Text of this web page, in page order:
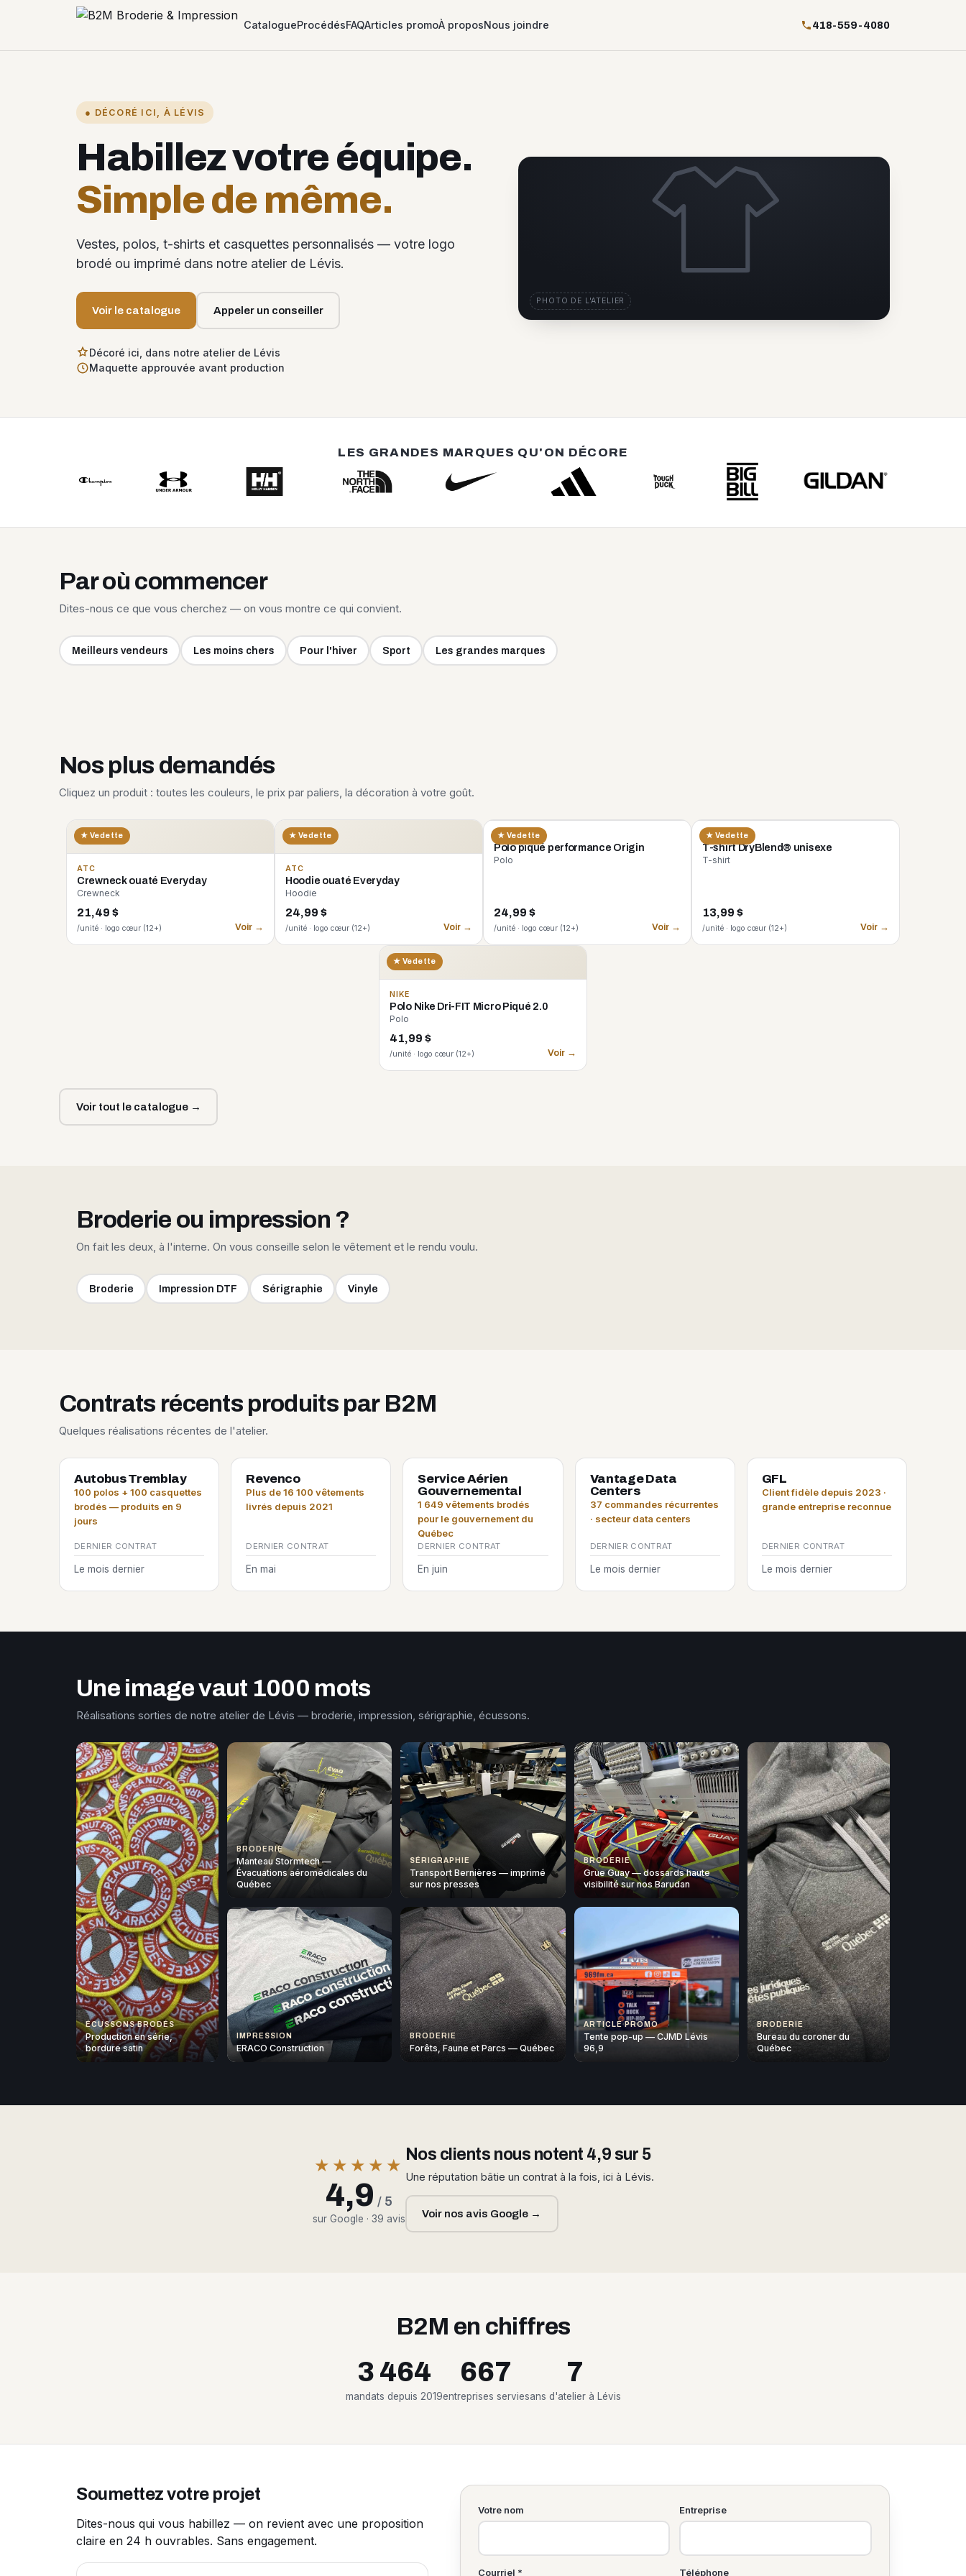
CatalogueProcédésFAQArticles promoÀ proposNous joindre 418-559-4080
● DÉCORÉ ICI, À LÉVIS
Habillez votre équipe.
Simple de même.
Vestes, polos, t-shirts et casquettes personnalisés — votre logo
brodé ou imprimé dans notre atelier de Lévis.
Voir le catalogue Appeler un conseiller
Décoré ici, dans notre atelier de Lévis
Maquette approuvée avant production
PHOTO DE L'ATELIER
LES GRANDES MARQUES QU'ON DÉCORE
Par où commencer
Dites-nous ce que vous cherchez — on vous montre ce qui convient.
Meilleurs vendeurs Les moins chers Pour l'hiver Sport Les grandes marques
Nos plus demandés
Cliquez un produit : toutes les couleurs, le prix par paliers, la décoration à votre goût.
★ Vedette
ATC
Crewneck ouaté Everyday
Crewneck
21,49 $
/unité · logo cœur (12+) Voir →
★ Vedette
ATC
Hoodie ouaté Everyday
Hoodie
24,99 $
/unité · logo cœur (12+) Voir →
★ Vedette
CORE 365
Polo piqué performance Origin
Polo
24,99 $
/unité · logo cœur (12+) Voir →
★ Vedette
GILDAN
T-shirt DryBlend® unisexe
T-shirt
13,99 $
/unité · logo cœur (12+) Voir →
★ Vedette
NIKE
Polo Nike Dri-FIT Micro Piqué 2.0
Polo
41,99 $
/unité · logo cœur (12+) Voir →
Voir tout le catalogue →
Broderie ou impression ?
On fait les deux, à l'interne. On vous conseille selon le vêtement et le rendu voulu.
Broderie Impression DTF Sérigraphie Vinyle
Contrats récents produits par B2M
Quelques réalisations récentes de l'atelier.
Autobus Tremblay
100 polos + 100 casquettes
brodés — produits en 9
jours
DERNIER CONTRAT
Le mois dernier
Revenco
Plus de 16 100 vêtements
livrés depuis 2021
DERNIER CONTRAT
En mai
Service Aérien
Gouvernemental
1 649 vêtements brodés
pour le gouvernement du
Québec
DERNIER CONTRAT
En juin
Vantage Data
Centers
37 commandes récurrentes
· secteur data centers
DERNIER CONTRAT
Le mois dernier
GFL
Client fidèle depuis 2023 ·
grande entreprise reconnue
DERNIER CONTRAT
Le mois dernier
Une image vaut 1000 mots
Réalisations sorties de notre atelier de Lévis — broderie, impression, sérigraphie, écussons.
ÉCUSSONS BRODÉS
Production en série,
bordure satin
BRODERIE
Manteau Stormtech —
Évacuations aéromédicales du
Québec
SÉRIGRAPHIE
Transport Bernières — imprimé
sur nos presses
BRODERIE
Grue Guay — dossards haute
visibilité sur nos Barudan
BRODERIE
Bureau du coroner du
Québec
IMPRESSION
ERACO Construction
BRODERIE
Forêts, Faune et Parcs — Québec
ARTICLE PROMO
Tente pop-up — CJMD Lévis
96,9
★★★★★
4,9 / 5
sur Google · 39 avis
Nos clients nous notent 4,9 sur 5
Une réputation bâtie un contrat à la fois, ici à Lévis.
Voir nos avis Google →
B2M en chiffres
3 464
mandats depuis 2019
667
entreprises servies
7
ans d'atelier à Lévis
Soumettez votre projet
Dites-nous qui vous habillez — on revient avec une proposition
claire en 24 h ouvrables. Sans engagement.
Votre nom Entreprise
Courriel * Téléphone